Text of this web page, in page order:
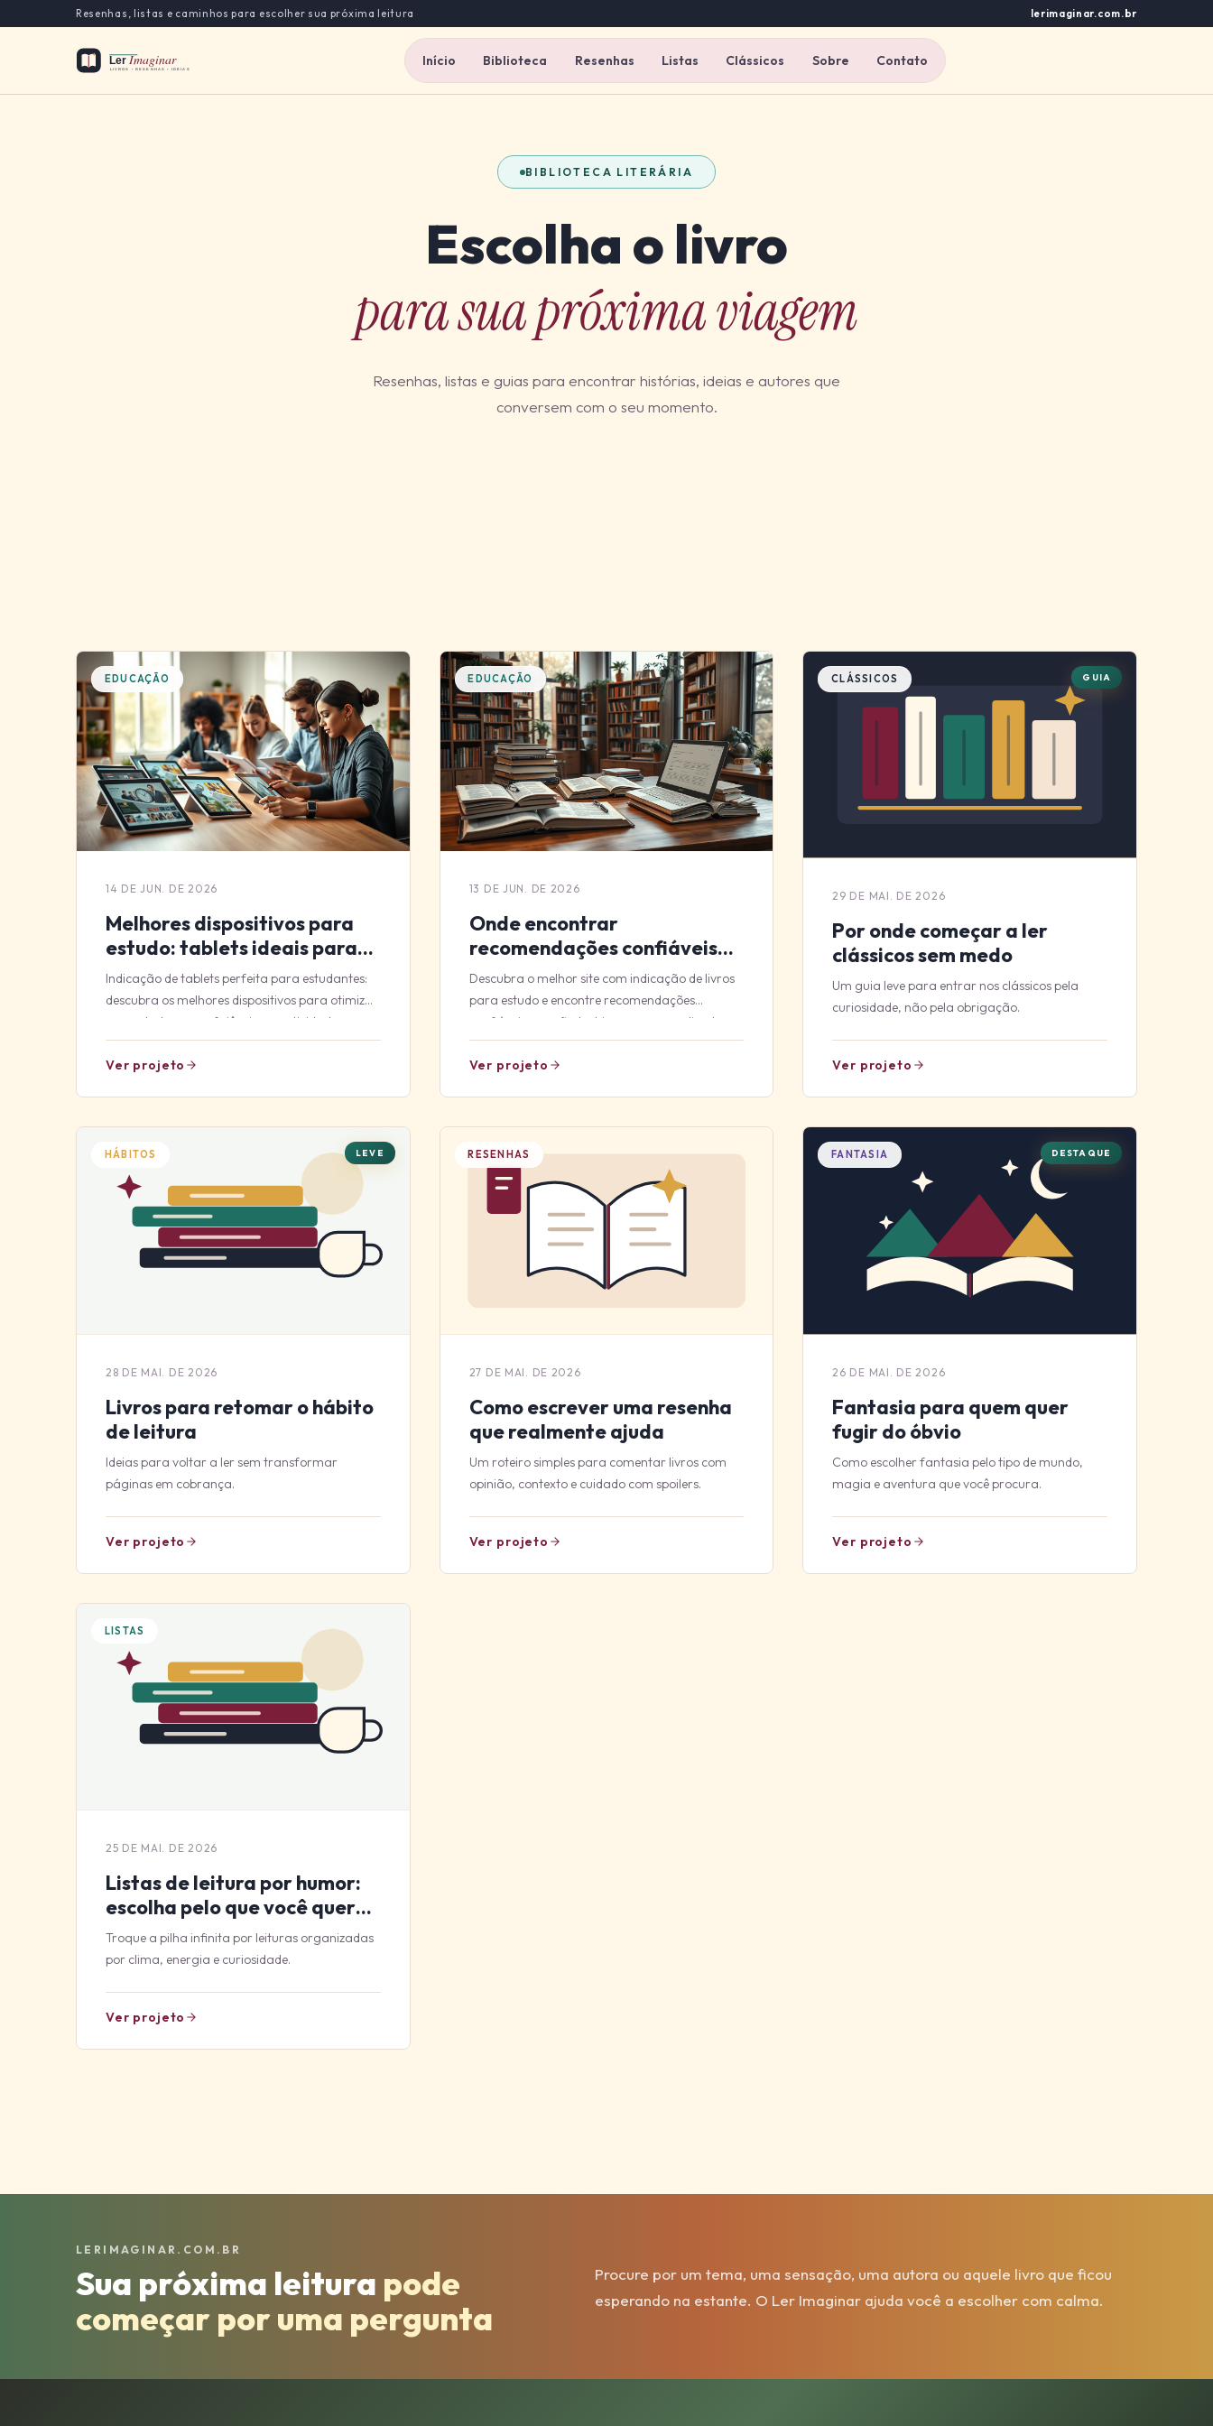
Resenhas, listas e caminhos para escolher sua próxima leitura lerimaginar.com.br
Início Biblioteca Resenhas Listas Clássicos Sobre Contato
BIBLIOTECA LITERÁRIA
Escolha o livro
para sua próxima viagem
Resenhas, listas e guias para encontrar histórias, ideias e autores que
conversem com o seu momento.
EDUCAÇÃO
14 DE JUN. DE 2026
Melhores dispositivos para
estudo: tablets ideais para
alunos
Indicação de tablets perfeita para estudantes:
descubra os melhores dispositivos para otimizar
seus estudos com eficiência e praticidade.
Ver projeto
EDUCAÇÃO
13 DE JUN. DE 2026
Onde encontrar
recomendações confiáveis
de livros para estudo
Descubra o melhor site com indicação de livros
para estudo e encontre recomendações
confiáveis que vão turbinar seu aprendizado.
Ver projeto
CLÁSSICOS GUIA
29 DE MAI. DE 2026
Por onde começar a ler
clássicos sem medo
Um guia leve para entrar nos clássicos pela
curiosidade, não pela obrigação.
Ver projeto
HÁBITOS LEVE
28 DE MAI. DE 2026
Livros para retomar o hábito
de leitura
Ideias para voltar a ler sem transformar
páginas em cobrança.
Ver projeto
RESENHAS
27 DE MAI. DE 2026
Como escrever uma resenha
que realmente ajuda
Um roteiro simples para comentar livros com
opinião, contexto e cuidado com spoilers.
Ver projeto
FANTASIA DESTAQUE
26 DE MAI. DE 2026
Fantasia para quem quer
fugir do óbvio
Como escolher fantasia pelo tipo de mundo,
magia e aventura que você procura.
Ver projeto
LISTAS
25 DE MAI. DE 2026
Listas de leitura por humor:
escolha pelo que você quer
sentir
Troque a pilha infinita por leituras organizadas
por clima, energia e curiosidade.
Ver projeto
LERIMAGINAR.COM.BR
Sua próxima leitura pode
começar por uma pergunta
Procure por um tema, uma sensação, uma autora ou aquele livro que ficou
esperando na estante. O Ler Imaginar ajuda você a escolher com calma.